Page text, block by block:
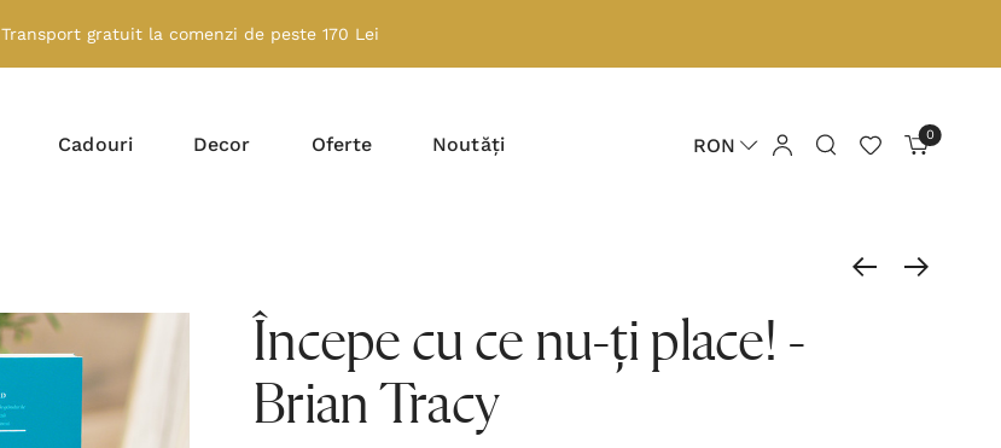
Transport gratuit la comenzi de peste 170 Lei
Cadouri Decor Oferte Noutăți RON 0
Începe cu ce nu-ți place! -
Brian Tracy